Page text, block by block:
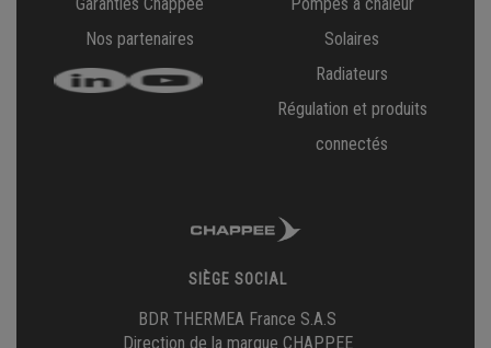
Nos partenaires
Solaires
Radiateurs
Régulation et produits
connectés
SIÈGE SOCIAL
BDR THERMEA France S.A.S
Direction de la marque CHAPPEE